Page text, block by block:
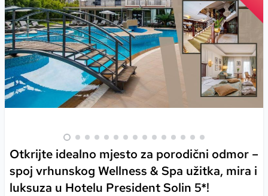
Otkrijte idealno mjesto za porodični odmor –
spoj vrhunskog Wellness & Spa užitka, mira i
luksuza u Hotelu President Solin 5*!